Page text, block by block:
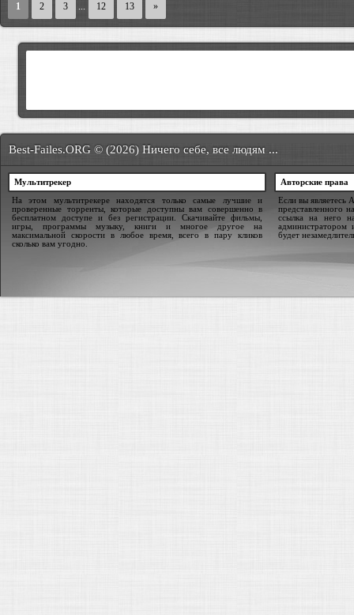
1 2 3 ... 12 13 »
Best-Failes.ORG © (2026) Ничего себе, все людям ...
Мультитрекер
На этом мультитрекере находятся только самые лучшие и
проверенные торренты, которые доступны вам совершенно в
бесплатном доступе и без регистрации. Скачивайте фильмы,
игры, программы музыку, книги и многое другое на
максимальной скорости в любое время, всего в пару кликов
сколько вам угодно.
Авторские права
Если вы являетесь
представленного
ссылка на него
администратором
будет